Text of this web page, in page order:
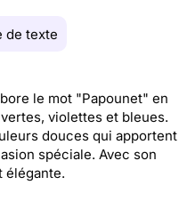
de texte
le mot "Papounet" en
violettes et bleues.
douces qui apportent
spéciale. Avec son
élégante.